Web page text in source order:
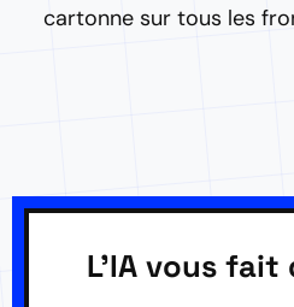
cartonne sur tous les
L'IA vous